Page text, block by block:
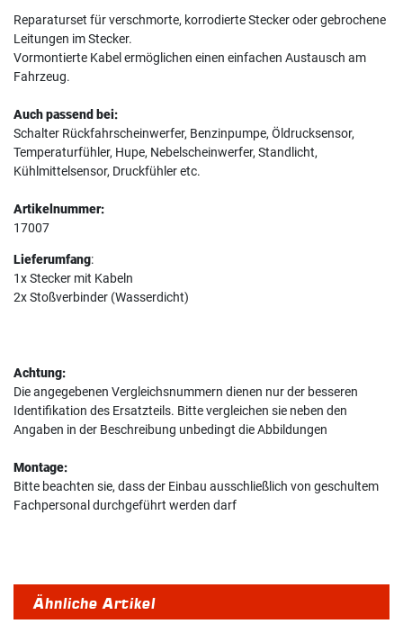
Reparaturset für verschmorte, korrodierte Stecker oder gebrochene
Leitungen im Stecker.
Vormontierte Kabel ermöglichen einen einfachen Austausch am
Fahrzeug.
Auch passend bei:
Schalter Rückfahrscheinwerfer, Benzinpumpe, Öldrucksensor,
Temperaturfühler, Hupe, Nebelscheinwerfer, Standlicht,
Kühlmittelsensor, Druckfühler etc.
Artikelnummer:
17007
Lieferumfang:
1x Stecker mit Kabeln
2x Stoßverbinder (Wasserdicht)
Achtung:
Die angegebenen Vergleichsnummern dienen nur der besseren
Identifikation des Ersatzteils. Bitte vergleichen sie neben den
Angaben in der Beschreibung unbedingt die Abbildungen
Montage:
Bitte beachten sie, dass der Einbau ausschließlich von geschultem
Fachpersonal durchgeführt werden darf
Ähnliche Artikel